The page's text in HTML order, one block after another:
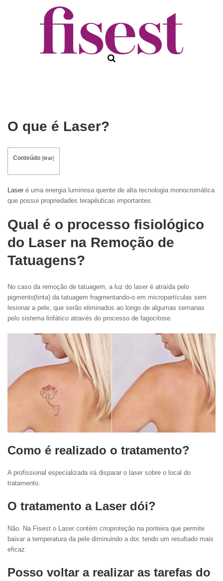
O que é Laser?
Conteúdo [tirar]
Laser é uma energia luminosa quente de alta tecnologia monocromática
que possui propriedades terapêuticas importantes.
Qual é o processo fisiológico
do Laser na Remoção de
Tatuagens?
No caso da remoção de tatuagem, a luz do laser é atraída pelo
pigmento(tinta) da tatuagem fragmentando-o em micropartículas sem
lesionar a pele, que serão eliminados ao longo de algumas semanas
pelo sistema linfático através do processo de fagocitose.
Como é realizado o tratamento?
A profissional especializada irá disparar o laser sobre o local do
tratamento.
O tratamento a Laser dói?
Não. Na Fisest o Laser contém crioproteção na ponteira que permite
baixar a temperatura da pele diminuindo a dor, tendo um resultado mais
eficaz.
Posso voltar a realizar as tarefas do